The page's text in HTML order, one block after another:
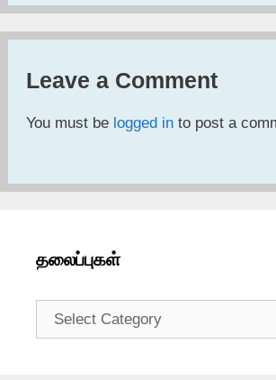
Leave a Comment
You must be logged in to post a
தலைப்புகள்
தலைப்புகள்